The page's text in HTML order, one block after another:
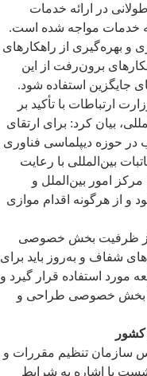
در ارائه خدمات
خدمات مواجه شده است.
و بهره‌گیری از راهکارهای
برون‌رفت از این
جایگزین استفاده شود.
ارتباطات با تأکید بر
بیان کرد: برای ارتقای
در حوزه دیپلماسی فناوری
بین‌المللی با رعایت
امور بین‌الملل و
و از هرگونه اقدام موازی
از ظرفیت بخش خصوصی
شفاف و به‌روز باید برای
مورد استفاده قرار گیرد و
بخش خصوصی طراحی و
سازمان تنظیم مقررات و
با اشاره به شرایط